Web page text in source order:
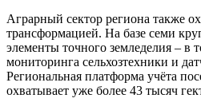
Аграрный сектор региона также
трансформацией. На базе семи
элементы точного земледелия – в
мониторинга сельхозтехники и
Региональная платформа учёта
охватывает уже более 43 тысяч